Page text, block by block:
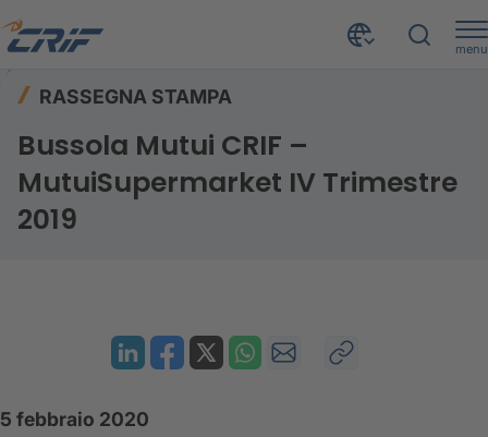
menu
RASSEGNA STAMPA
Bussola Mutui CRIF –
MutuiSupermarket IV Trimestre
2019
5 febbraio 2020